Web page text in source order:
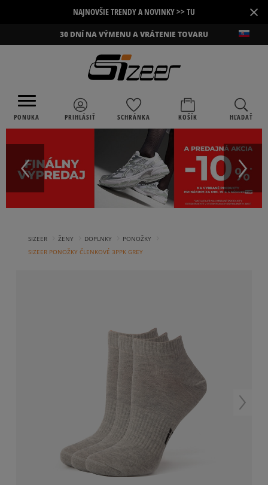
NAJNOVŠIE TRENDY A NOVINKY >> TU ×
30 DNÍ NA VÝMENU A VRÁTENIE TOVARU
PONUKA PRIHLÁSIŤ SCHRÁNKA KOŠÍK HĽADAŤ
SIZEER ŽENY DOPLNKY PONOŽKY
SIZEER PONOŽKY ČLENKOVÉ 3PPK GREY